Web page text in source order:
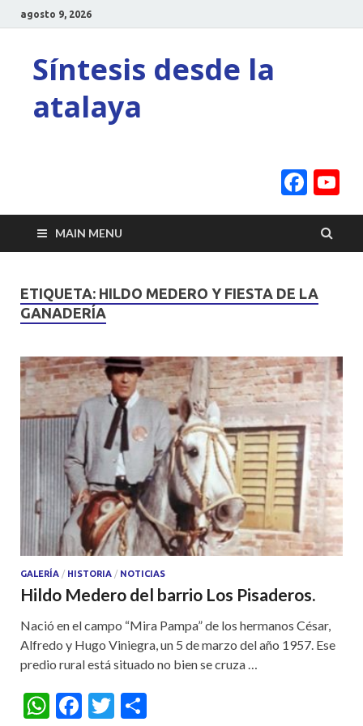
agosto 9, 2026
Síntesis desde la
atalaya
MAIN MENU
ETIQUETA: HILDO MEDERO Y FIESTA DE LA
GANADERÍA
GALERÍA / HISTORIA / NOTICIAS
Hildo Medero del barrio Los Pisaderos.
Nació en el campo “Mira Pampa” de los hermanos César,
Alfredo y Hugo Viniegra, un 5 de marzo del año 1957. Ese
predio rural está situado no bien se cruza …
W F
T